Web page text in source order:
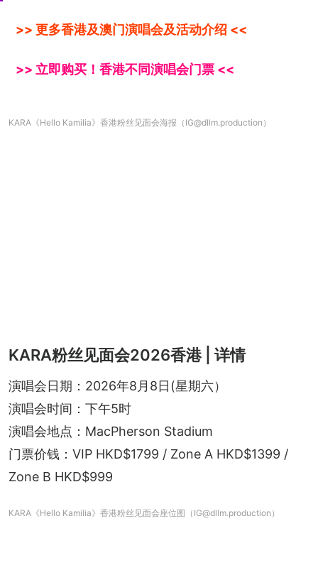
>> 更多香港及澳门演唱会及活动介绍 <<
>> 立即购买！香港不同演唱会门票 <<
KARA《Hello Kamilia》香港粉丝见面会海报（IG@dllm.production）
KARA粉丝见面会2026香港 | 详情
演唱会日期：2026年8月8日(星期六）
演唱会时间：下午5时
演唱会地点：MacPherson Stadium
门票价钱：VIP HKD$1799 / Zone A HKD$1399 /
Zone B HKD$999
KARA《Hello Kamilia》香港粉丝见面会座位图（IG@dllm.production）